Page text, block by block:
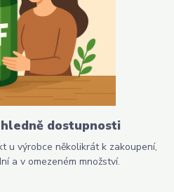
dostupnosti
u výrobce několikrát k zakoupení,
a v omezeném množství.